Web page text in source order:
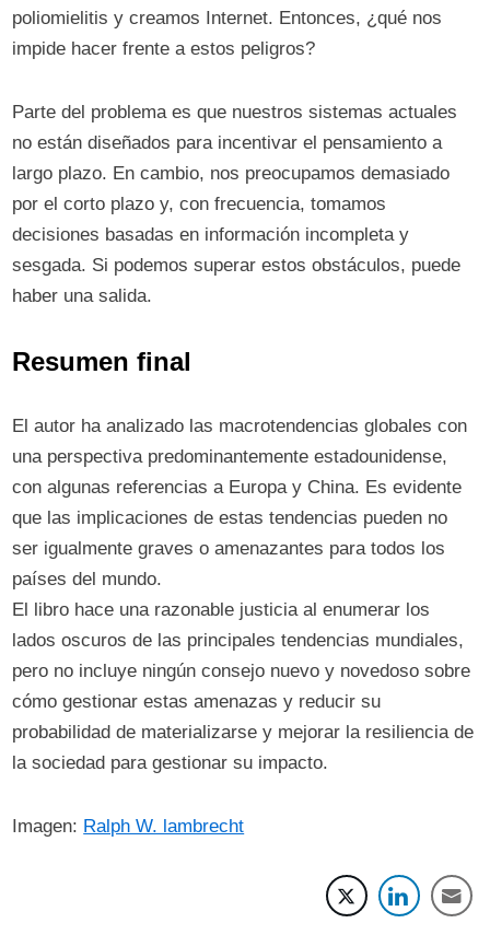
poliomielitis y creamos Internet. Entonces, ¿qué nos
impide hacer frente a estos peligros?
Parte del problema es que nuestros sistemas actuales
no están diseñados para incentivar el pensamiento a
largo plazo. En cambio, nos preocupamos demasiado
por el corto plazo y, con frecuencia, tomamos
decisiones basadas en información incompleta y
sesgada. Si podemos superar estos obstáculos, puede
haber una salida.
Resumen final
El autor ha analizado las macrotendencias globales con
una perspectiva predominantemente estadounidense,
con algunas referencias a Europa y China. Es evidente
que las implicaciones de estas tendencias pueden no
ser igualmente graves o amenazantes para todos los
países del mundo.
El libro hace una razonable justicia al enumerar los
lados oscuros de las principales tendencias mundiales,
pero no incluye ningún consejo nuevo y novedoso sobre
cómo gestionar estas amenazas y reducir su
probabilidad de materializarse y mejorar la resiliencia de
la sociedad para gestionar su impacto.
Imagen: Ralph W. lambrecht